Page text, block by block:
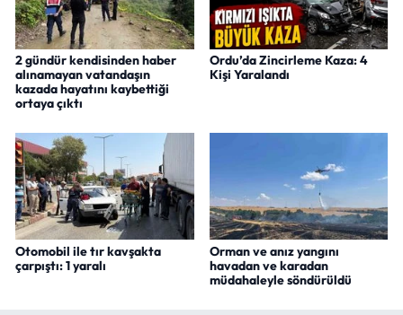
2 gündür kendisinden haber
alınamayan vatandaşın
kazada hayatını kaybettiği
ortaya çıktı
Ordu’da Zincirleme Kaza: 4
Kişi Yaralandı
Otomobil ile tır kavşakta
çarpıştı: 1 yaralı
Orman ve anız yangını
havadan ve karadan
müdahaleyle söndürüldü